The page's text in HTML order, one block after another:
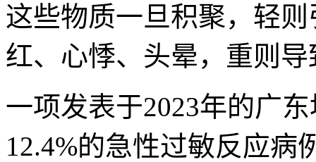
这些物质一旦积聚，轻
红、心悸、头晕，重则
一项发表于2023年的广
12.4%的急性过敏反应病